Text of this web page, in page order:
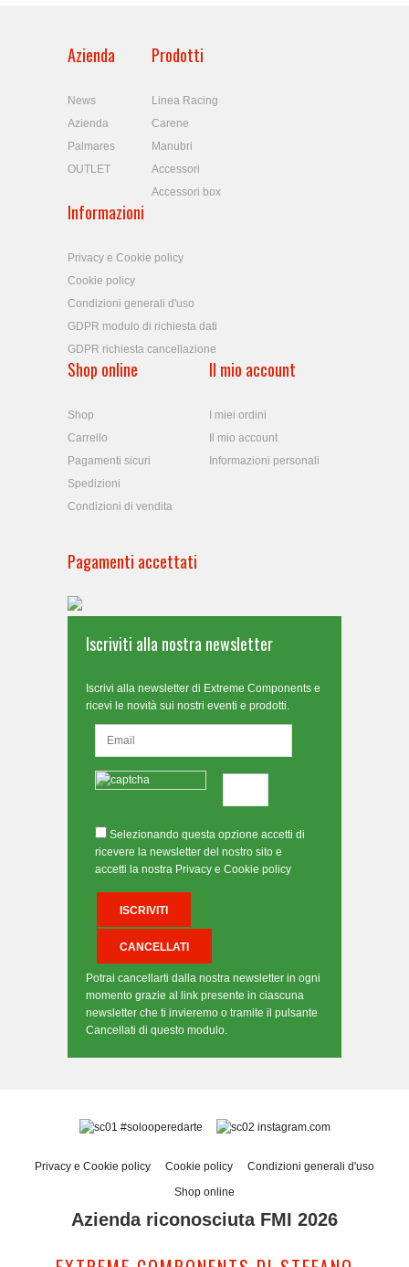
Azienda
News
Azienda
Palmares
OUTLET
Prodotti
Linea Racing
Carene
Manubri
Accessori
Accessori box
Informazioni
Privacy e Cookie policy
Cookie policy
Condizioni generali d'uso
GDPR modulo di richiesta dati
GDPR richiesta cancellazione
Shop online
Shop
Carrello
Pagamenti sicuri
Spedizioni
Condizioni di vendita
Il mio account
I miei ordini
Il mio account
Informazioni personali
Pagamenti accettati
Iscriviti alla nostra newsletter
Iscrivi alla newsletter di Extreme Components e
ricevi le novità sui nostri eventi e prodotti.
Selezionando questa opzione accetti di
ricevere la newsletter del nostro sito e
accetti la nostra Privacy e Cookie policy
Potrai cancellarti dalla nostra newsletter in ogni
momento grazie al link presente in ciascuna
newsletter che ti invieremo o tramite il pulsante
Cancellati di questo modulo.
#solooperedarte instagram.com
Privacy e Cookie policy Cookie policy
Condizioni generali d'uso
Shop online
Azienda riconosciuta FMI 2026